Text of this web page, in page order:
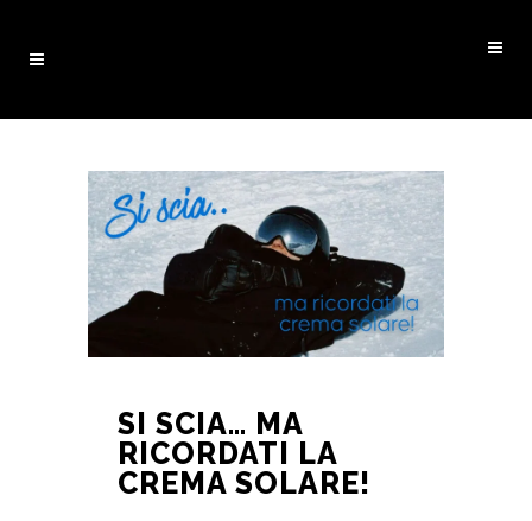
SI SCIA… MA
RICORDATI LA
CREMA SOLARE!